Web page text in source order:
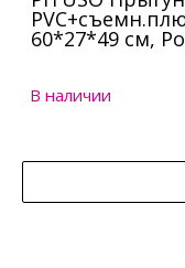
60*27*49 см,
В наличии